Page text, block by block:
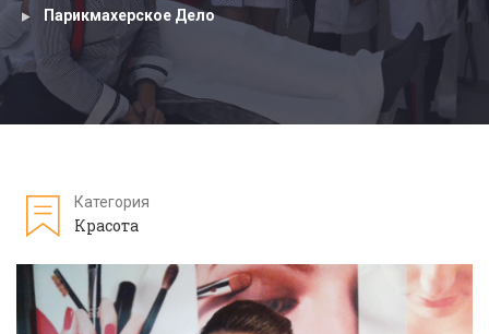
Парикмахерское Дело
Категория
Красота